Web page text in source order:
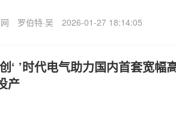
罗伯特·吴 2026-01-27 18:14:05
‘ ’时代电气助力国内首套宽幅
产